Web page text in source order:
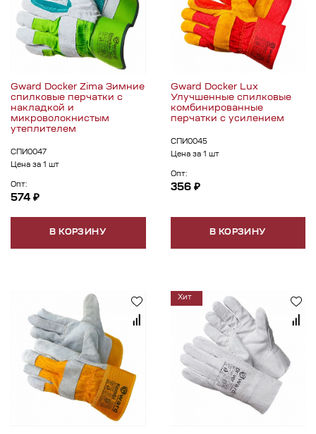
Gward Docker Zima Зимние
спилковые перчатки с
накладкой и
микроволокнистым
утеплителем
СПИ0047
Цена за 1 шт
Опт:
574 ₽
В КОРЗИНУ
Gward Docker Lux
Улучшенные спилковые
комбинированные
перчатки с усилением
СПИ0045
Цена за 1 шт
Опт:
356 ₽
В КОРЗИНУ
Хит